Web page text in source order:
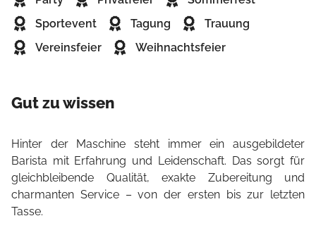
Sportevent
Tagung
Trauung
Vereinsfeier
Weihnachtsfeier
Gut zu wissen
Hinter der Maschine steht immer ein ausgebildeter
Barista mit Erfahrung und Leidenschaft. Das sorgt für
gleichbleibende Qualität, exakte Zubereitung und
charmanten Service – von der ersten bis zur letzten
Tasse.